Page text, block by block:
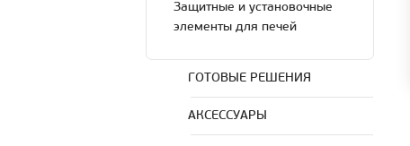
Защитные и установочные
элементы для печей
ГОТОВЫЕ РЕШЕНИЯ
АКСЕССУАРЫ